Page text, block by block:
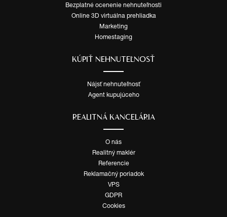
Bezplatné ocenenie nehnuteľnosti
Online 3D virtuálna prehliadka
Marketing
Homestaging
KÚPIŤ NEHNUTEĽNOSŤ
Nájsť nehnuteľnosť
Agent kupujúceho
REALITNÁ KANCELÁRIA
O nás
Realitný maklér
Referencie
Reklamačný poriadok
VPS
GDPR
Cookies